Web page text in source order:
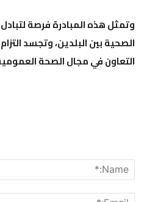
وتمثل هذه المبادرة فرصة لتبادل
الصحية بين البلدين، وتجسد
التعاون في مجال الصحة